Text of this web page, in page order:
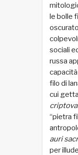
le bolle
sociali
russa
filo di
cui
“pietra
auri
per